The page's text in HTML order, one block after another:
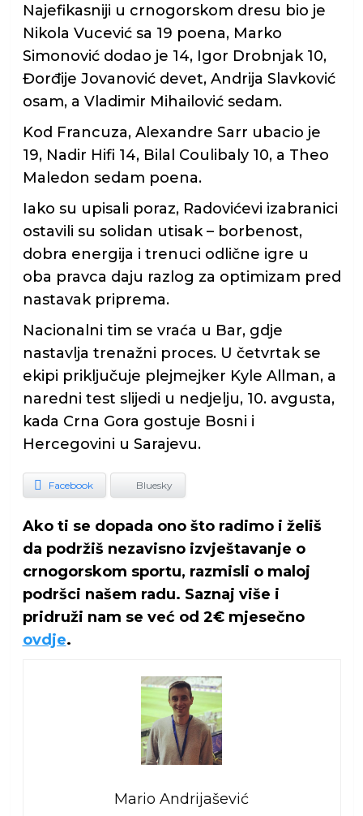
Najefikasniji u crnogorskom dresu bio je
Nikola Vucević sa 19 poena, Marko
Simonović dodao je 14, Igor Drobnjak 10,
Đorđije Jovanović devet, Andrija Slavković
osam, a Vladimir Mihailović sedam.
Kod Francuza, Alexandre Sarr ubacio je
19, Nadir Hifi 14, Bilal Coulibaly 10, a Theo
Maledon sedam poena.
Iako su upisali poraz, Radovićevi izabranici
ostavili su solidan utisak – borbenost,
dobra energija i trenuci odlične igre u
oba pravca daju razlog za optimizam pred
nastavak priprema.
Nacionalni tim se vraća u Bar, gdje
nastavlja trenažni proces. U četvrtak se
ekipi priključuje plejmejker Kyle Allman, a
naredni test slijedi u nedjelju, 10. avgusta,
kada Crna Gora gostuje Bosni i
Hercegovini u Sarajevu.
Facebook Bluesky
Ako ti se dopada ono što radimo i želiš
da podržiš nezavisno izvještavanje o
crnogorskom sportu, razmisli o maloj
podršci našem radu. Saznaj više i
pridruži nam se već od 2€ mjesečno
ovdje.
Mario Andrijašević